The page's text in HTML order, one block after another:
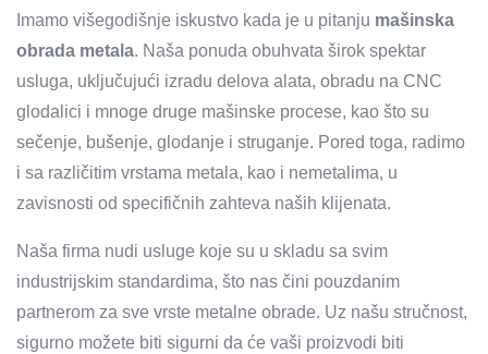
Imamo višegodišnje iskustvo kada je u pitanju mašinska
obrada metala. Naša ponuda obuhvata širok spektar
usluga, uključujući izradu delova alata, obradu na CNC
glodalici i mnoge druge mašinske procese, kao što su
sečenje, bušenje, glodanje i struganje. Pored toga, radimo
i sa različitim vrstama metala, kao i nemetalima, u
zavisnosti od specifičnih zahteva naših klijenata.
Naša firma nudi usluge koje su u skladu sa svim
industrijskim standardima, što nas čini pouzdanim
partnerom za sve vrste metalne obrade. Uz našu stručnost,
sigurno možete biti sigurni da će vaši proizvodi biti